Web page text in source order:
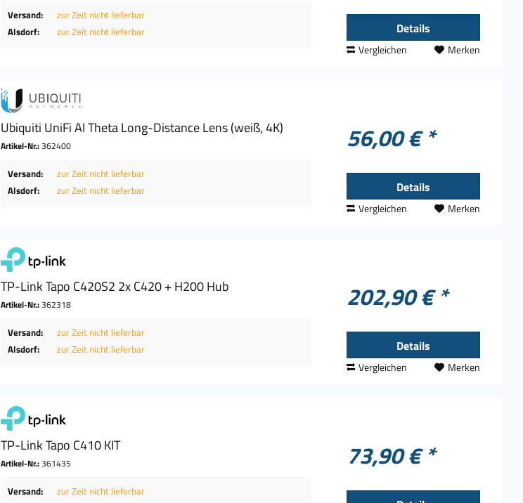
Versand:
zur Zeit nicht lieferbar
Alsdorf:
zur Zeit nicht lieferbar Details
Vergleichen Merken
Ubiquiti UniFi AI Theta Long-Distance Lens (weiß, 4K)
Artikel-Nr.:362400
Versand:
zur Zeit nicht lieferbar
Alsdorf:
zur Zeit nicht lieferbar
56,00 € *
Details
Vergleichen Merken
TP-Link Tapo C420S2 2x C420 + H200 Hub
Artikel-Nr.:362318
Versand:
zur Zeit nicht lieferbar
Alsdorf:
zur Zeit nicht lieferbar
202,90 € *
Details
Vergleichen Merken
TP-Link Tapo C410 KIT
Artikel-Nr.:361435
Versand:
zur Zeit nicht lieferbar
73,90 € *